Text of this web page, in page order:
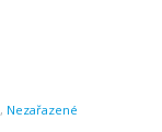
, Nezařazené